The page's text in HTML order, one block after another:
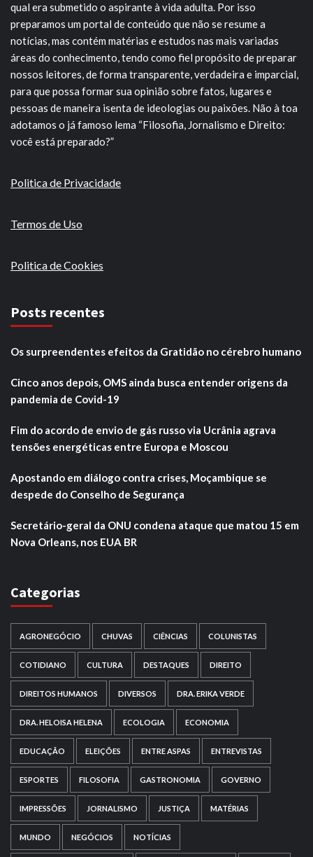
qual era submetido o aspirante à vida adulta. Por isso
preparamos um portal de conteúdo que não se resume a
notícias, mas contém matérias e estudos nas mais variadas
áreas do conhecimento, tendo como fiel propósito de preparar
nossos leitores, de forma transparente, verdadeira e imparcial,
para que possa formar sua opinião sobre fatos, lugares e
pessoas de maneira isenta de ideologias ou paixões. Não à toa
adotamos o já famoso lema “Filosofia, Jornalismo e Direito:
você está preparado?”
Politica de Privacidade
Termos de Uso
Politica de Cookies
Posts recentes
Os surpreendentes efeitos da Gratidão no cérebro humano
Cinco anos depois, OMS ainda busca entender origens da
pandemia de Covid-19
Fim do acordo de envio de gás russo via Ucrânia agrava
tensões energéticas entre Europa e Moscou
Apostando em diálogo contra crises, Moçambique se
despede do Conselho de Segurança
Secretário-geral da ONU condena ataque que matou 15 em
Nova Orleans, nos EUA BR
Categorias
AGRONEGÓCIO CHUVAS CIÊNCIAS COLUNISTAS
COTIDIANO CULTURA DESTAQUES DIREITO
DIREITOS HUMANOS DIVERSOS DRA. ERIKA VERDE
DRA. HELOISA HELENA ECOLOGIA ECONOMIA
EDUCAÇÃO ELEIÇÕES ENTRE ASPAS ENTREVISTAS
ESPORTES FILOSOFIA GASTRONOMIA GOVERNO
IMPRESSÕES JORNALISMO JUSTIÇA MATÉRIAS
MUNDO NEGÓCIOS NOTÍCIAS